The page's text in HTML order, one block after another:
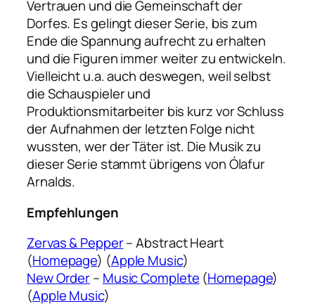
Vertrauen und die Gemeinschaft der
Dorfes. Es gelingt dieser Serie, bis zum
Ende die Spannung aufrecht zu erhalten
und die Figuren immer weiter zu entwickeln.
Vielleicht u.a. auch deswegen, weil selbst
die Schauspieler und
Produktionsmitarbeiter bis kurz vor Schluss
der Aufnahmen der letzten Folge nicht
wussten, wer der Täter ist. Die Musik zu
dieser Serie stammt übrigens von Ólafur
Arnalds.
Empfehlungen
Zervas & Pepper– Abstract Heart
(Homepage) (Apple Music)
New Order– Music Complete (Homepage)
(Apple Music)